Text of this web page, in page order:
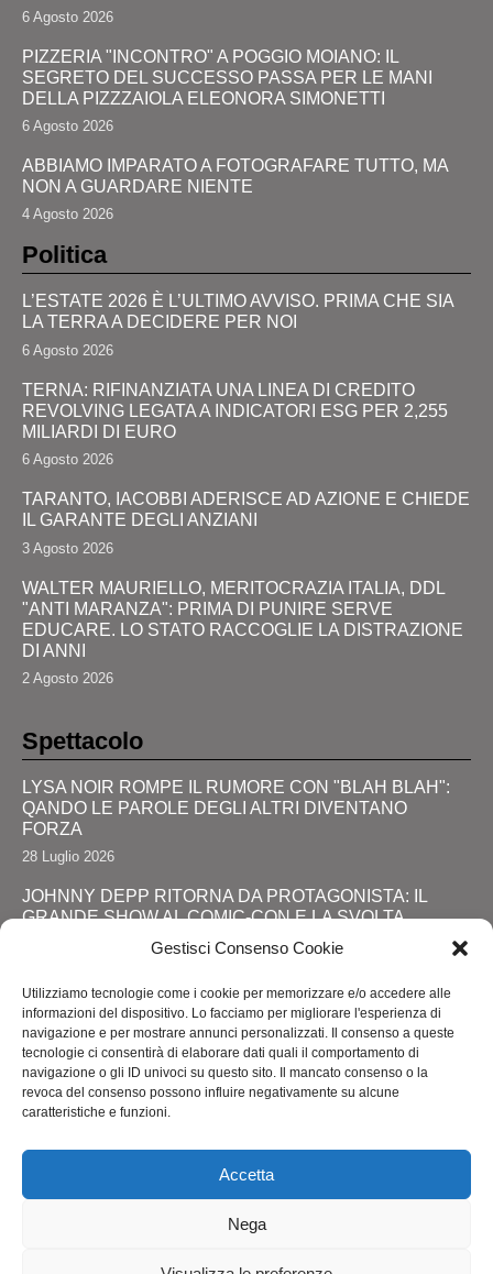
Gestisci Consenso Cookie
Utilizziamo tecnologie come i cookie per memorizzare e/o accedere alle
informazioni del dispositivo. Lo facciamo per migliorare l'esperienza di
navigazione e per mostrare annunci personalizzati. Il consenso a queste
tecnologie ci consentirà di elaborare dati quali il comportamento di
navigazione o gli ID univoci su questo sito. Il mancato consenso o la
revoca del consenso possono influire negativamente su alcune
caratteristiche e funzioni.
Accetta
Nega
6 Agosto 2026
PIZZERIA "INCONTRO" A POGGIO MOIANO: IL
SEGRETO DEL SUCCESSO PASSA PER LE MANI
DELLA PIZZZAIOLA ELEONORA SIMONETTI
6 Agosto 2026
ABBIAMO IMPARATO A FOTOGRAFARE TUTTO, MA
NON A GUARDARE NIENTE
4 Agosto 2026
Politica
L’ESTATE 2026 È L’ULTIMO AVVISO. PRIMA CHE SIA
LA TERRA A DECIDERE PER NOI
6 Agosto 2026
TERNA: RIFINANZIATA UNA LINEA DI CREDITO
REVOLVING LEGATA A INDICATORI ESG PER 2,255
MILIARDI DI EURO
6 Agosto 2026
TARANTO, IACOBBI ADERISCE AD AZIONE E CHIEDE
IL GARANTE DEGLI ANZIANI
3 Agosto 2026
WALTER MAURIELLO, MERITOCRAZIA ITALIA, DDL
"ANTI MARANZA": PRIMA DI PUNIRE SERVE
EDUCARE. LO STATO RACCOGLIE LA DISTRAZIONE
DI ANNI
2 Agosto 2026
Spettacolo
LYSA NOIR ROMPE IL RUMORE CON "BLAH BLAH":
QANDO LE PAROLE DEGLI ALTRI DIVENTANO
FORZA
28 Luglio 2026
JOHNNY DEPP RITORNA DA PROTAGONISTA: IL
GRANDE SHOW AL COMIC-CON E LA SVOLTA
RIMINI, LOLA STAR “ANTICIPA” IL PRIDE CON UNA
“PROMENADE” DI SPETTACOLI SUL LUNGOMARE DA
MAREBELLO A MIRAMARE
24 Luglio 2026
ROMA ACCENDE I RIFLETTORI SULL'ALTA MODA: IL
SOSTENIBILITA' E VISIONE INTERNAZIONALE